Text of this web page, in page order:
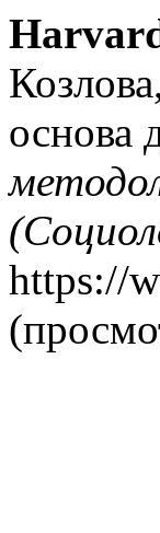
основа
https://